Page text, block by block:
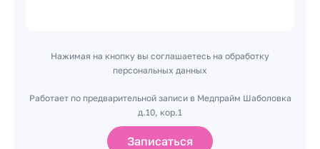
Нажимая на кнопку вы соглашаетесь на обработку
персональных данных
Работает по предварительной записи в Медпрайм Шаболовка
д.10, кор.1
Записаться